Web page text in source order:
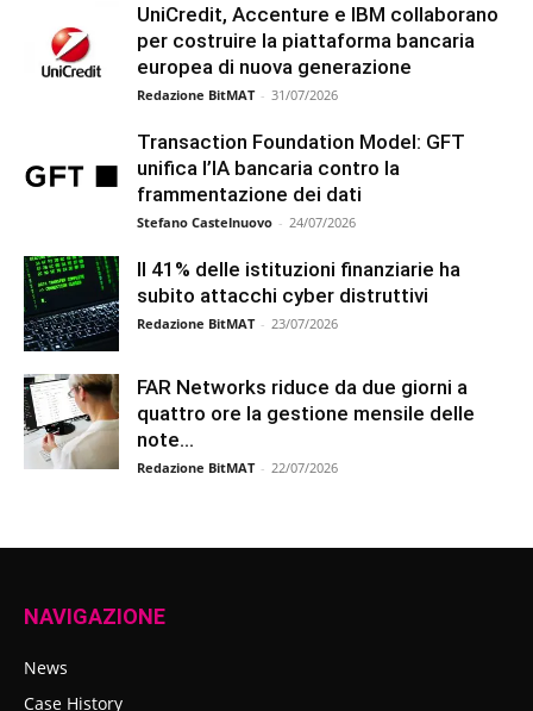
UniCredit, Accenture e IBM collaborano
per costruire la piattaforma bancaria
europea di nuova generazione
Redazione BitMAT - 31/07/2026
Transaction Foundation Model: GFT
unifica l’IA bancaria contro la
frammentazione dei dati
Stefano Castelnuovo - 24/07/2026
Il 41% delle istituzioni finanziarie ha
subito attacchi cyber distruttivi
Redazione BitMAT - 23/07/2026
FAR Networks riduce da due giorni a
quattro ore la gestione mensile delle
note...
Redazione BitMAT - 22/07/2026
NAVIGAZIONE
News
Case History